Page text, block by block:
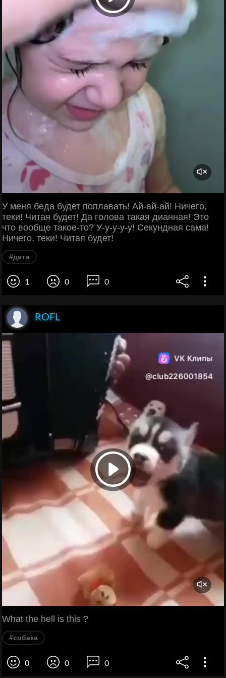
У меня беда будет поплавать! Ай-ай-ай! Ничего,
теки! Читая будет! Да голова такая дианная! Это
что вообще такое-то? У-у-у-у-у! Секундная сама!
Ничего, теки! Читая будет!
#дети
1 0 0
ROFL
What the hell is this ?
#собака
0 0 0